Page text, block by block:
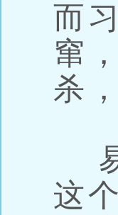
而
窜
杀
易
这